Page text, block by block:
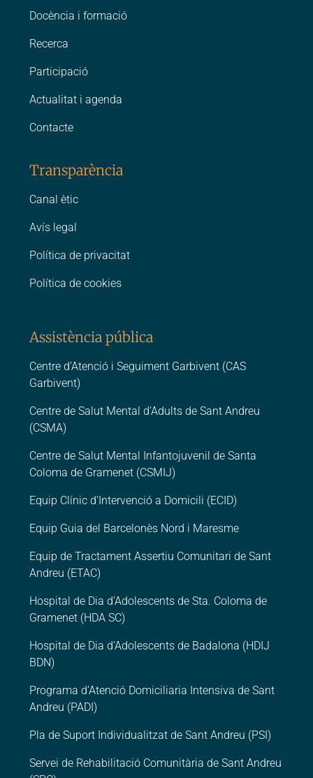
Docència i formació
Recerca
Participació
Actualitat i agenda
Contacte
Transparència
Canal ètic
Avís legal
Política de privacitat
Política de cookies
Assistència pública
Centre d’Atenció i Seguiment Garbivent (CAS
Garbivent)
Centre de Salut Mental d’Adults de Sant Andreu
(CSMA)
Centre de Salut Mental Infantojuvenil de Santa
Coloma de Gramenet (CSMIJ)
Equip Clínic d’Intervenció a Domicili (ECID)
Equip Guia del Barcelonès Nord i Maresme
Equip de Tractament Assertiu Comunitari de Sant
Andreu (ETAC)
Hospital de Dia d’Adolescents de Sta. Coloma de
Gramenet (HDA SC)
Hospital de Dia d’Adolescents de Badalona (HDIJ
BDN)
Programa d’Atenció Domiciliaria Intensiva de Sant
Andreu (PADI)
Pla de Suport Individualitzat de Sant Andreu (PSI)
Servei de Rehabilitació Comunitària de Sant Andreu